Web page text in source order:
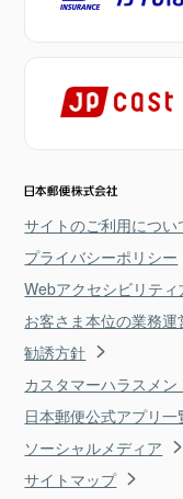
サイトのご利用につい
プライバシーポリシー
Webアクセシビリティ
お客さま本位の業務
勧誘方針
カスタマーハラスメ
日本郵便公式アプリ一
ソーシャルメディア
サイトマップ